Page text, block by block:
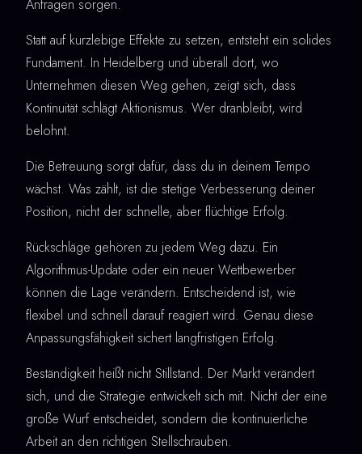
Anfragen sorgen.
Statt auf kurzlebige Effekte zu setzen, entsteht ein solides
Fundament. In Heidelberg und überall dort, wo
Unternehmen diesen Weg gehen, zeigt sich, dass
Kontinuität schlägt Aktionismus. Wer dranbleibt, wird
belohnt.
Die Betreuung sorgt dafür, dass du in deinem Tempo
wächst. Was zählt, ist die stetige Verbesserung deiner
Position, nicht der schnelle, aber flüchtige Erfolg.
Rückschläge gehören zu jedem Weg dazu. Ein
Algorithmus-Update oder ein neuer Wettbewerber
können die Lage verändern. Entscheidend ist, wie
flexibel und schnell darauf reagiert wird. Genau diese
Anpassungsfähigkeit sichert langfristigen Erfolg.
Beständigkeit heißt nicht Stillstand. Der Markt verändert
sich, und die Strategie entwickelt sich mit. Nicht der eine
große Wurf entscheidet, sondern die kontinuierliche
Arbeit an den richtigen Stellschrauben.